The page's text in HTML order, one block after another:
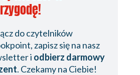
do czytelników
zapisz się na nasz
i odbierz darmowy
. Czekamy na Ciebie!